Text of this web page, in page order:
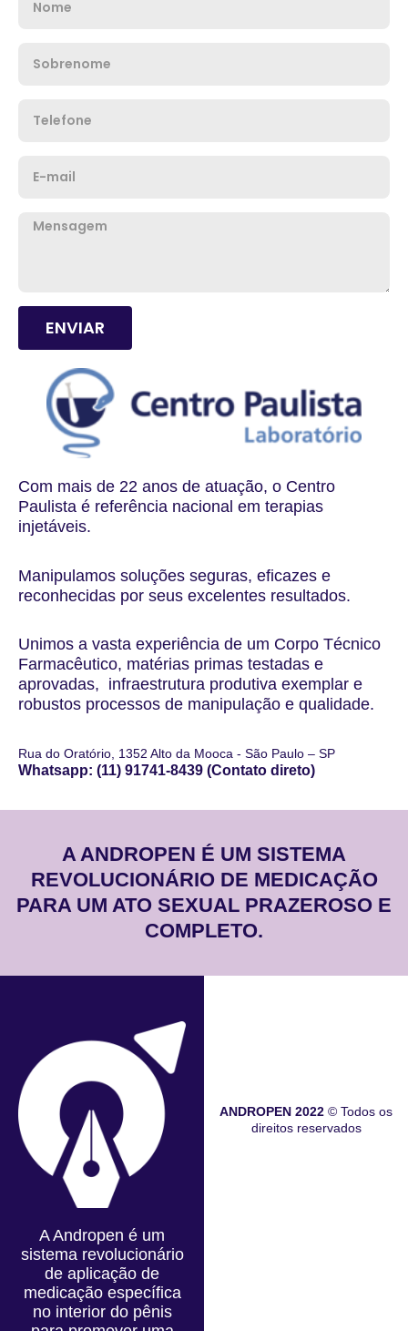
Mensagem
ENVIAR
Com mais de 22 anos de atuação, o Centro
Paulista é referência nacional em terapias
injetáveis.
Manipulamos soluções seguras, eficazes e
reconhecidas por seus excelentes resultados.
Unimos a vasta experiência de um Corpo Técnico
Farmacêutico, matérias primas testadas e
aprovadas, infraestrutura produtiva exemplar e
robustos processos de manipulação e qualidade.
Rua do Oratório, 1352 Alto da Mooca - São Paulo – SP
Whatsapp: (11) 91741-8439 (Contato direto)
A ANDROPEN É UM SISTEMA
REVOLUCIONÁRIO DE MEDICAÇÃO
PARA UM ATO SEXUAL PRAZEROSO E
COMPLETO.
A Andropen é um
sistema revolucionário
de aplicação de
medicação específica
no interior do pênis
ANDROPEN 2022 © Todos os
direitos reservados